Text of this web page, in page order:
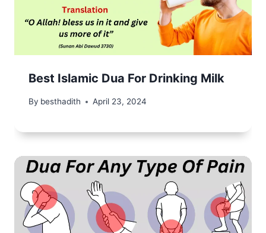
Best Islamic Dua For Drinking Milk
By besthadith April 23, 2024